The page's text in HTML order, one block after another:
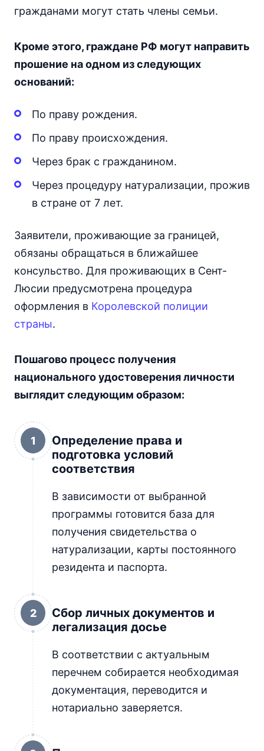
гражданами могут стать члены семьи.
Кроме этого, граждане РФ могут направить
прошение на одном из следующих
оснований:
По праву рождения.
По праву происхождения.
Через брак с гражданином.
Через процедуру натурализации, прожив
в стране от 7 лет.
Заявители, проживающие за границей,
обязаны обращаться в ближайшее
консульство. Для проживающих в Сент-
Люсии предусмотрена процедура
оформления в Королевской полиции
страны.
Пошагово процесс получения
национального удостоверения личности
выглядит следующим образом:
1
Определение права и
подготовка условий
соответствия
В зависимости от выбранной
программы готовится база для
получения свидетельства о
натурализации, карты постоянного
резидента и паспорта.
2
Сбор личных документов и
легализация досье
В соответствии с актуальным
перечнем собирается необходимая
документация, переводится и
нотариально заверяется.